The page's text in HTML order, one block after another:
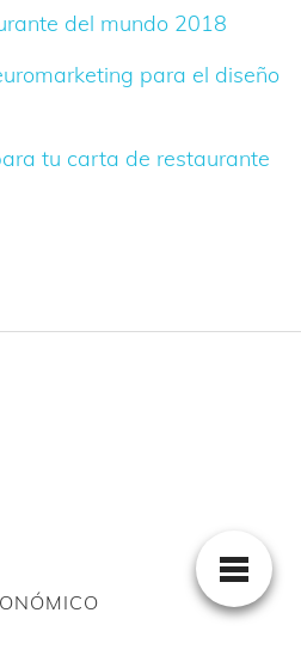
del mundo 2018
para el diseño
tu carta de restaurante